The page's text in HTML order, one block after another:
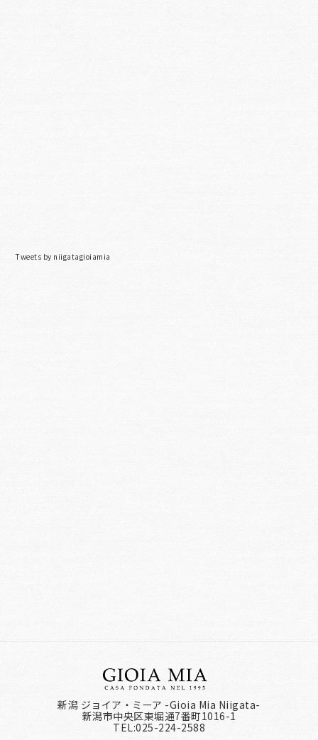
Tweets by niigatagioiamia
新潟 ジョイア・ミーア -Gioia Mia Niigata-
新潟市中央区東堀通7番町1016-1
TEL:025-224-2588